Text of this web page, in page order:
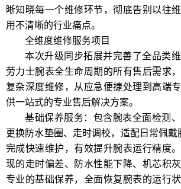
晰知晓每一个维修环节，彻底告别以往
用不清晰的行业痛点。
全维度维修服务项目
本次升级同步拓展并完善了全品类
劳力士腕表全生命周期的所有售后需求
复杂深度维修，从应急便捷处理到高端
供一站式的专业售后解决方案。
基础保养服务：包含腕表全面检测、
更换防水垫圈、走时调校，适配日常佩戴
完成快速维护，有效提升腕表运行精度
现的走时偏差、防水性能下降、机芯积
专业的基础保养，全面恢复腕表的运行